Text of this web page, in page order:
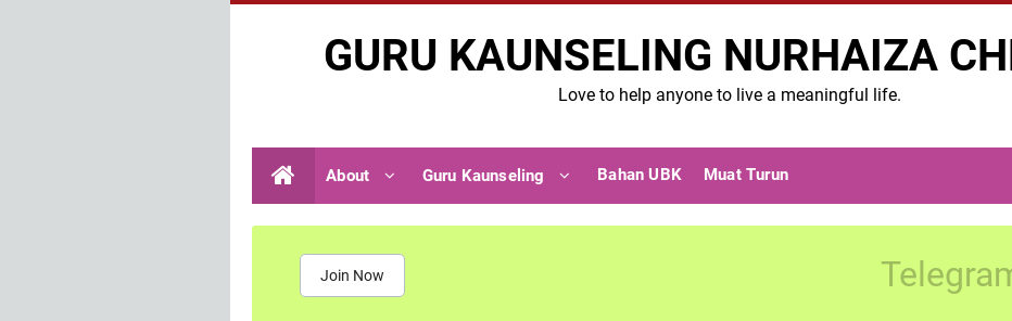
GURU KAUNSELING NURHAIZA
Love to help anyone to live a meaningful life.
About Guru Kaunseling Bahan UBK Muat Turun
Join Now